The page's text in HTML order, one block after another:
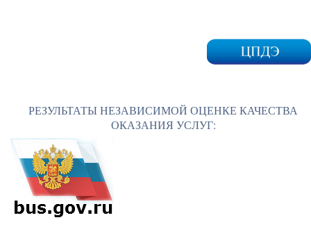
РЕЗУЛЬТАТЫ НЕЗАВИСИМОЙ ОЦЕНКЕ КАЧЕСТВА
ОКАЗАНИЯ УСЛУГ: